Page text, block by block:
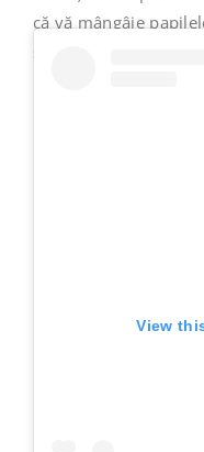
că vă mângâie
View